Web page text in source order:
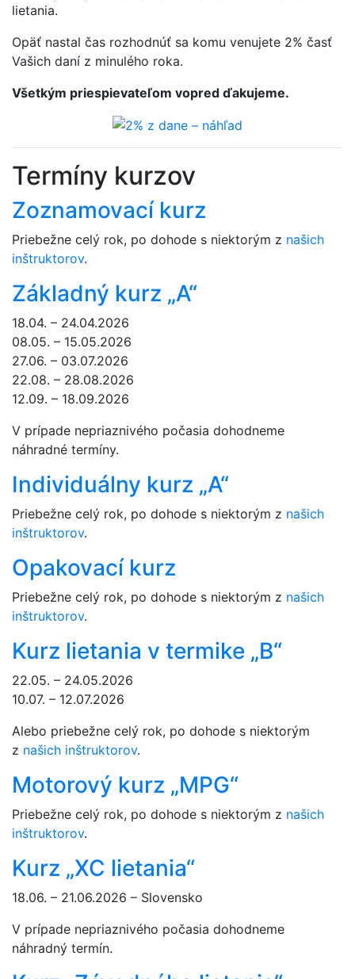
lietania.
Opäť nastal čas rozhodnúť sa komu venujete 2% časť
Vašich daní z minulého roka.
Všetkým priespievateľom vopred ďakujeme.
Termíny kurzov
Zoznamovací kurz
Priebežne celý rok, po dohode s niektorým z našich
inštruktorov.
Základný kurz „A“
18.04. – 24.04.2026
08.05. – 15.05.2026
27.06. – 03.07.2026
22.08. – 28.08.2026
12.09. – 18.09.2026
V prípade nepriaznivého počasia dohodneme
náhradné termíny.
Individuálny kurz „A“
Priebežne celý rok, po dohode s niektorým z našich
inštruktorov.
Opakovací kurz
Priebežne celý rok, po dohode s niektorým z našich
inštruktorov.
Kurz lietania v termike „B“
22.05. – 24.05.2026
10.07. – 12.07.2026
Alebo priebežne celý rok, po dohode s niektorým
z našich inštruktorov.
Motorový kurz „MPG“
Priebežne celý rok, po dohode s niektorým z našich
inštruktorov.
Kurz „XC lietania“
18.06. – 21.06.2026 – Slovensko
V prípade nepriaznivého počasia dohodneme
náhradný termín.